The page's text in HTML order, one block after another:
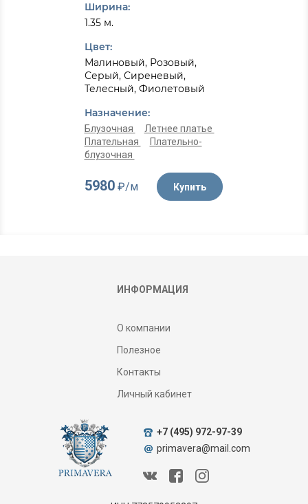
Ширина:
1.35 м.
Цвет:
Малиновый, Розовый,
Серый, Сиреневый,
Телесный, Фиолетовый
Назначение:
Блузочная
Летнее платье
Плательная
Плательно-
блузочная
5980₽/м Купить
ИНФОРМАЦИЯ
О компании
Полезное
Контакты
Личный кабинет
+7 (495) 972-97-39
primavera@mail.com